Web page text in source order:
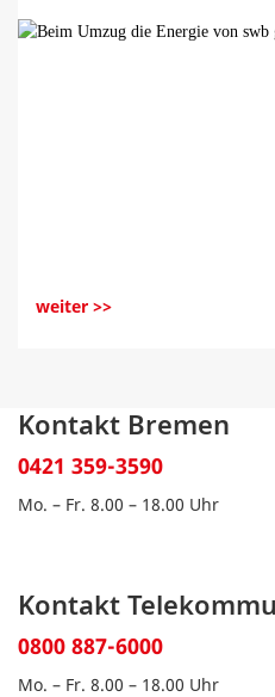
weiter >>
Kontakt Bremen
0421 359-3590
Mo. – Fr. 8.00 – 18.00 Uhr
Kontakt
0800 887-6000
Mo. – Fr. 8.00 – 18.00 Uhr